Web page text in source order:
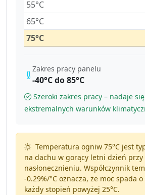
55°C
65°C
75°C
Zakres pracy panelu
-40°C do 85°C
Szeroki zakres pracy – nadaje
ekstremalnych warunków
Temperatura ogniw 75°C jest
na dachu w gorący letni dzień przy
nasłonecznieniu. Współczynnik
-0.29%/°Coznacza, że moc spada
każdy stopień powyżej 25°C.